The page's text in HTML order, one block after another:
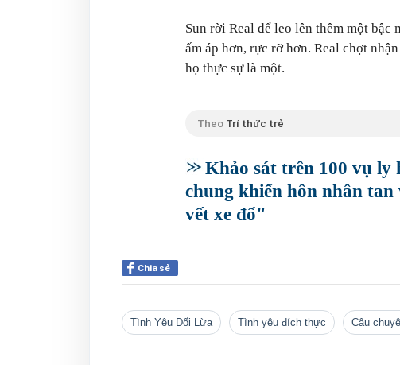
Sun rời Real để leo lên thêm một bậc
ấm áp hơn, rực rỡ hơn. Real chợt
họ thực sự là một.
Theo Trí thức trẻ
Khảo sát trên 100 vụ
chung khiến hôn nhân
vết xe đổ"
Chia sẻ
Tình Yêu Dối Lừa Tình yêu đích thực câu